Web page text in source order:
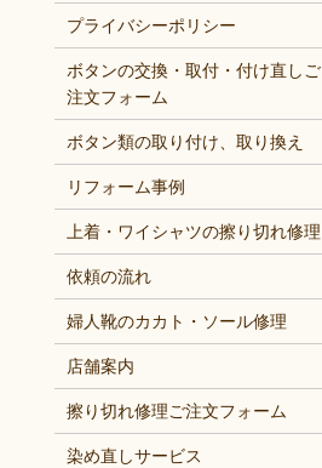
プライバシーポリシー
ボタンの交換・取付・付け直しご
注文フォーム
ボタン類の取り付け、取り換え
リフォーム事例
上着・ワイシャツの擦り切れ修理
依頼の流れ
婦人靴のカカト・ソール修理
店舗案内
擦り切れ修理ご注文フォーム
染め直しサービス